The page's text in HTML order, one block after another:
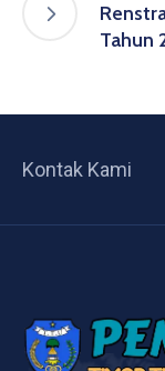
Tahun
Kontak Kami